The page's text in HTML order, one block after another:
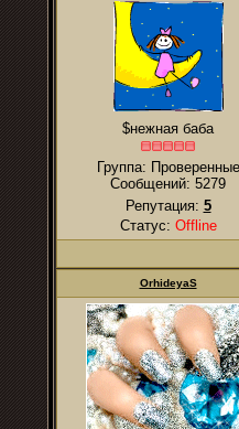
$нежная баба
Группа: Проверенные
Сообщений: 5279
Репутация: 5
Статус: Offline
OrhideyaS